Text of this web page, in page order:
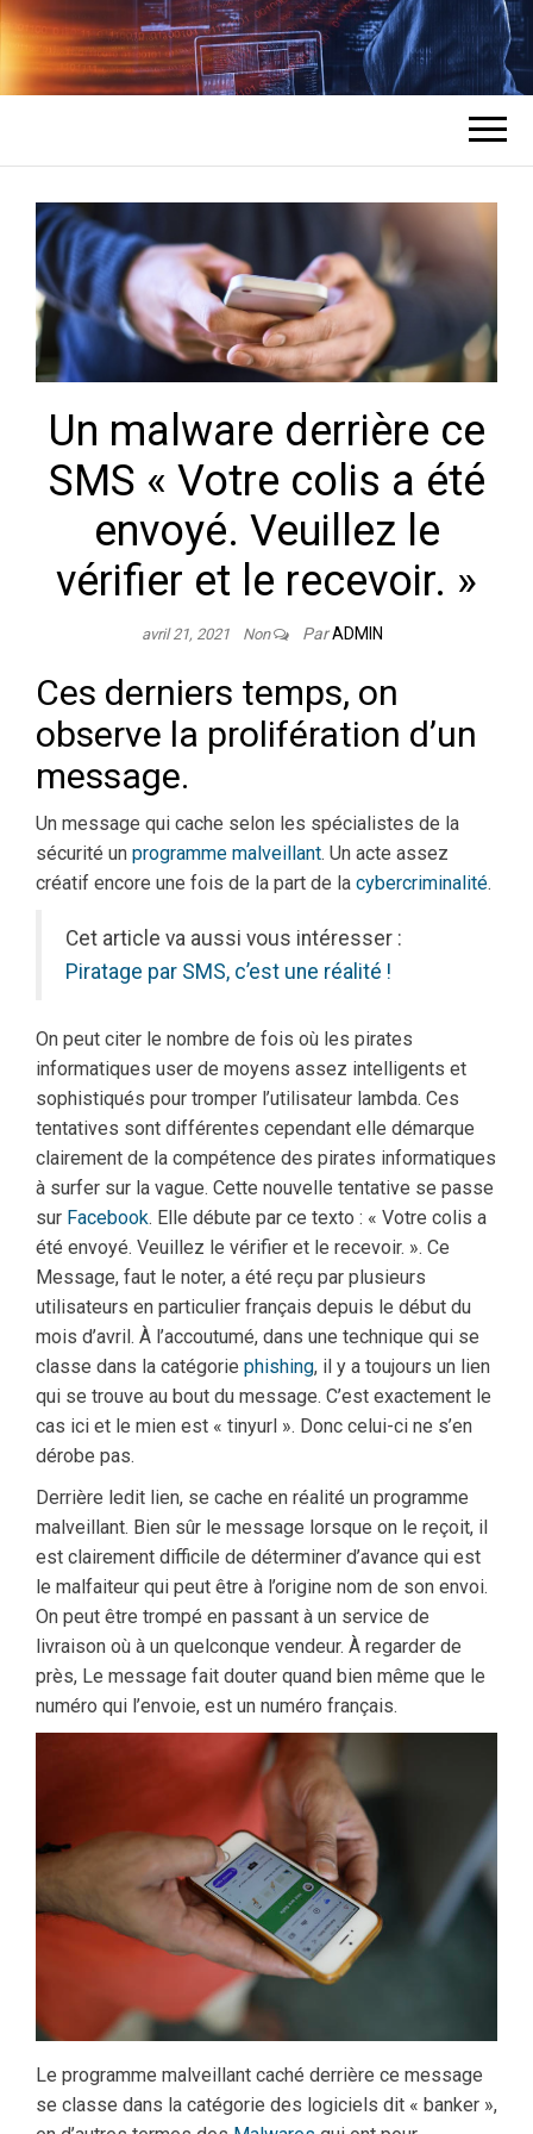
COMMENT UN
HACKER
PIRATE DES
COMPTES ?
L'expert en récupération de mots de
passe des comptes
Un malware derrière ce
SMS « Votre colis a été
envoyé. Veuillez le
vérifier et le recevoir. »
avril 21, 2021 Non ParADMIN
Ces derniers temps, on
observe la prolifération d’un
message.
Un message qui cache selon les spécialistes de la
sécurité un programme malveillant. Un acte assez
créatif encore une fois de la part de la cybercriminalité.
Cet article va aussi vous intéresser :
Piratage par SMS, c’est une réalité !
On peut citer le nombre de fois où les pirates
informatiques user de moyens assez intelligents et
sophistiqués pour tromper l’utilisateur lambda. Ces
tentatives sont différentes cependant elle démarque
clairement de la compétence des pirates informatiques
à surfer sur la vague. Cette nouvelle tentative se passe
sur Facebook. Elle débute par ce texto : « Votre colis a
été envoyé. Veuillez le vérifier et le recevoir. ». Ce
Message, faut le noter, a été reçu par plusieurs
utilisateurs en particulier français depuis le début du
mois d’avril. À l’accoutumé, dans une technique qui se
classe dans la catégorie phishing, il y a toujours un lien
qui se trouve au bout du message. C’est exactement le
cas ici et le mien est « tinyurl ». Donc celui-ci ne s’en
dérobe pas.
Derrière ledit lien, se cache en réalité un programme
malveillant. Bien sûr le message lorsque on le reçoit, il
est clairement difficile de déterminer d’avance qui est
le malfaiteur qui peut être à l’origine nom de son envoi.
On peut être trompé en passant à un service de
livraison où à un quelconque vendeur. À regarder de
près, Le message fait douter quand bien même que le
numéro qui l’envoie, est un numéro français.
Le programme malveillant caché derrière ce message
se classe dans la catégorie des logiciels dit « banker »,